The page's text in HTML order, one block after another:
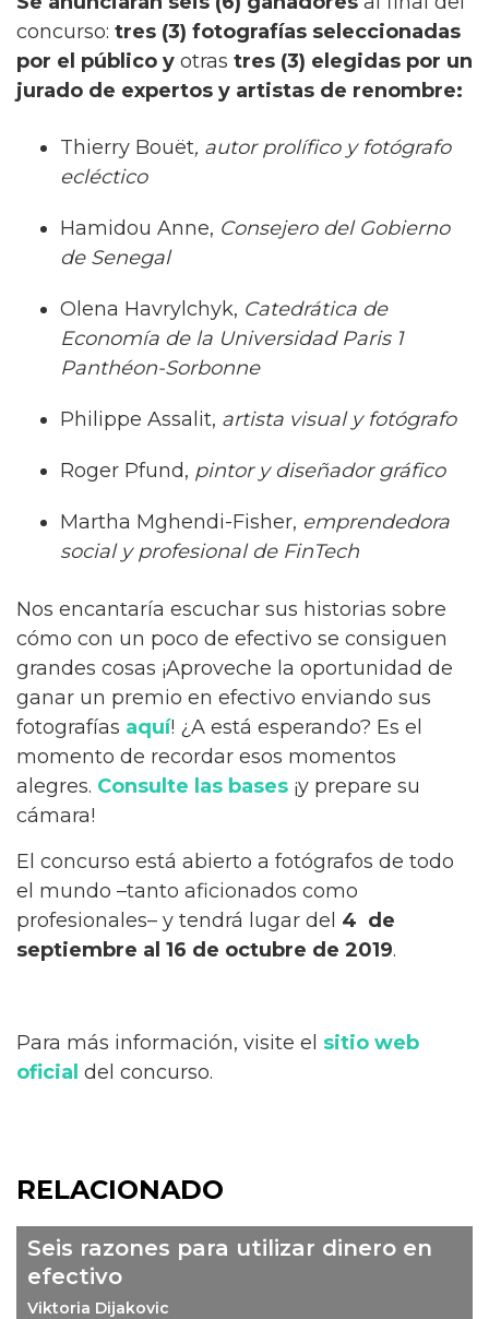
concurso: tres (3) fotografías seleccionadas
por el público y otras tres (3) elegidas por un
jurado de expertos y artistas de renombre:
Thierry Bouët, autor prolífico y fotógrafo
ecléctico
Hamidou Anne, Consejero del Gobierno
de Senegal
Olena Havrylchyk, Catedrática de
Economía de la Universidad Paris 1
Panthéon-Sorbonne
Philippe Assalit, artista visual y fotógrafo
Roger Pfund, pintor y diseñador gráfico
Martha Mghendi-Fisher, emprendedora
social y profesional de FinTech
Nos encantaría escuchar sus historias sobre
cómo con un poco de efectivo se consiguen
grandes cosas ¡Aproveche la oportunidad de
ganar un premio en efectivo enviando sus
fotografías aquí! ¿A está esperando? Es el
momento de recordar esos momentos
alegres. Consulte las bases ¡y prepare su
cámara!
El concurso está abierto a fotógrafos de todo
el mundo –tanto aficionados como
profesionales– y tendrá lugar del 4 de
septiembre al 16 de octubre de 2019.
Para más información, visite el sitio web
oficial del concurso.
RELACIONADO
Seis razones para utilizar dinero en
efectivo
Viktoria Dijakovic